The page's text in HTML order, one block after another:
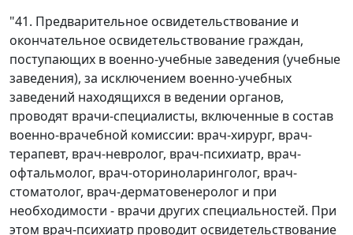
"41. Предварительное освидетельствование и
окончательное освидетельствование граждан,
поступающих в военно-учебные заведения (учебные
заведения), за исключением военно-учебных
заведений находящихся в ведении органов,
проводят врачи-специалисты, включенные в состав
военно-врачебной комиссии: врач-хирург, врач-
терапевт, врач-невролог, врач-психиатр, врач-
офтальмолог, врач-оториноларинголог, врач-
стоматолог, врач-дерматовенеролог и при
необходимости - врачи других специальностей. При
этом врач-психиатр проводит освидетельствование